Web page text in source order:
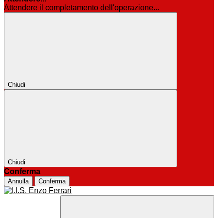
Attendere il completamento dell'operazione...
Chiudi
Chiudi
Conferma
Annulla Conferma